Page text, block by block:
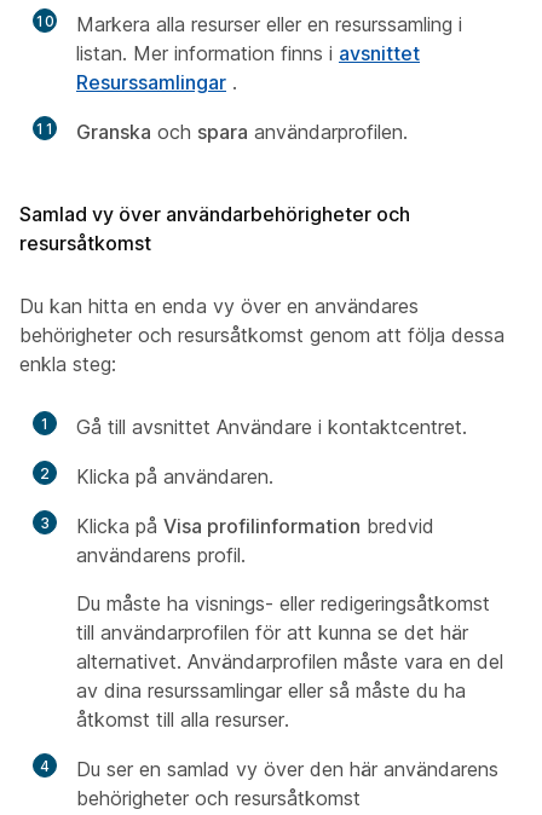
10
Markera alla resurser eller en resurssamling i
listan. Mer information finns i avsnittet
Resurssamlingar .
11 Granska och spara användarprofilen.
Samlad vy över användarbehörigheter och
resursåtkomst
Du kan hitta en enda vy över en användares
behörigheter och resursåtkomst genom att följa dessa
enkla steg:
1 Gå till avsnittet Användare i kontaktcentret.
2 Klicka på användaren.
3 Klicka på Visa profilinformation bredvid
användarens profil.
Du måste ha visnings- eller redigeringsåtkomst
till användarprofilen för att kunna se det här
alternativet. Användarprofilen måste vara en del
av dina resurssamlingar eller så måste du ha
åtkomst till alla resurser.
4
Du ser en samlad vy över den här användarens
behörigheter och resursåtkomst